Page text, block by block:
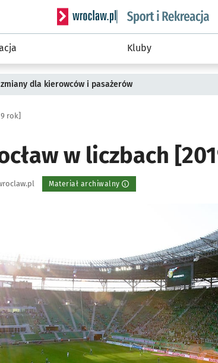
Serwis informacyjny wroclaw.pl
Kluby
dla kierowców i pasażerów
rok]
w liczbach
Materiał archiwalny